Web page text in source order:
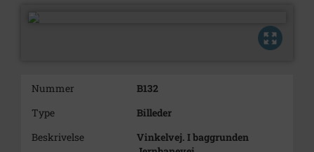
Nummer
B132
Type
Billeder
Beskrivelse
Vinkelvej. I baggrunden